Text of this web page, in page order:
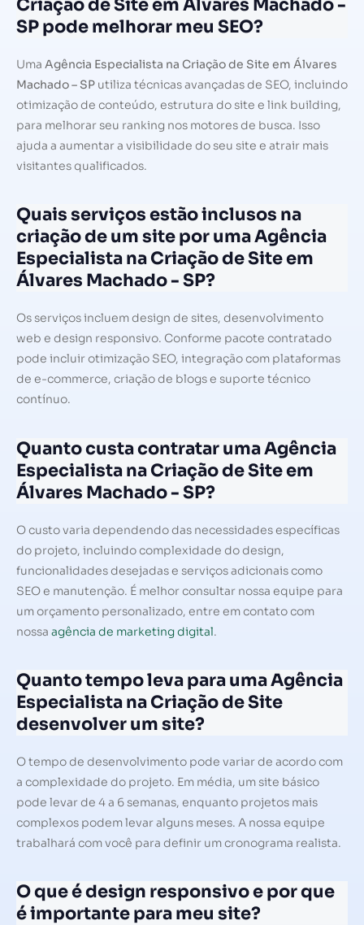
Criação de Site em Álvares Machado -
SP pode melhorar meu SEO?
Uma Agência Especialista na Criação de Site em Álvares
Machado – SP utiliza técnicas avançadas de SEO, incluindo
otimização de conteúdo, estrutura do site e link building,
para melhorar seu ranking nos motores de busca. Isso
ajuda a aumentar a visibilidade do seu site e atrair mais
visitantes qualificados.
Quais serviços estão inclusos na
criação de um site por uma Agência
Especialista na Criação de Site em
Álvares Machado - SP?
Os serviços incluem design de sites, desenvolvimento
web e design responsivo. Conforme pacote contratado
pode incluir otimização SEO, integração com plataformas
de e-commerce, criação de blogs e suporte técnico
contínuo.
Quanto custa contratar uma Agência
Especialista na Criação de Site em
Álvares Machado - SP?
O custo varia dependendo das necessidades específicas
do projeto, incluindo complexidade do design,
funcionalidades desejadas e serviços adicionais como
SEO e manutenção. É melhor consultar nossa equipe para
um orçamento personalizado, entre em contato com
nossa agência de marketing digital.
Quanto tempo leva para uma Agência
Especialista na Criação de Site
desenvolver um site?
O tempo de desenvolvimento pode variar de acordo com
a complexidade do projeto. Em média, um site básico
pode levar de 4 a 6 semanas, enquanto projetos mais
complexos podem levar alguns meses. A nossa equipe
trabalhará com você para definir um cronograma realista.
O que é design responsivo e por que
é importante para meu site?